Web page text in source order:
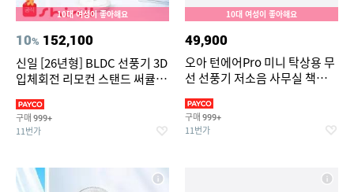
10대 여성이 좋아해요
10% 152,100
신일 [26년형] BLDC 선풍기 3D
입체회전 리모컨 스탠드 써큘레
구매 999+
11번가
10대 여성이 좋아해요
49,900
오아 턴에어Pro 미니 탁상용 무
선 선풍기 저소음 사무실 책상
우회전 BLDC 서큘레이터
구매 999+
11번가